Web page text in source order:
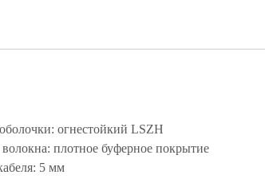
огнестойкий LSZH
плотное буферное покрытие
5 мм